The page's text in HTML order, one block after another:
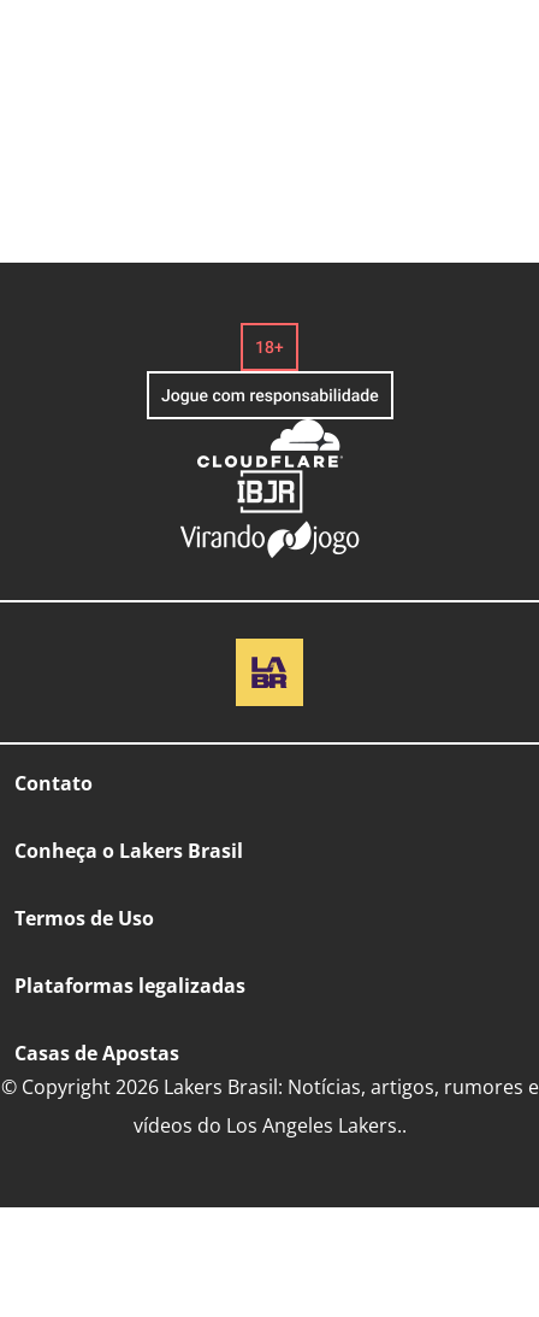
Contato
Conheça o Lakers Brasil
Termos de Uso
Plataformas legalizadas
Casas de Apostas
© Copyright 2026 Lakers Brasil: Notícias, artigos, rumores e
vídeos do Los Angeles Lakers..